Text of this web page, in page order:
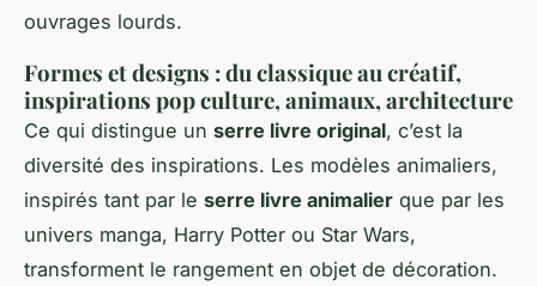
ouvrages lourds.
Formes et designs : du classique au créatif,
inspirations pop culture, animaux, architecture
Ce qui distingue un serre livre original, c’est la
diversité des inspirations. Les modèles animaliers,
inspirés tant par le serre livre animalier que par les
univers manga, Harry Potter ou Star Wars,
transforment le rangement en objet de décoration.